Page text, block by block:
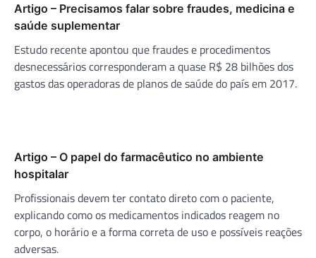
Artigo – Precisamos falar sobre fraudes, medicina e
saúde suplementar
Estudo recente apontou que fraudes e procedimentos
desnecessários corresponderam a quase R$ 28 bilhões dos
gastos das operadoras de planos de saúde do país em 2017.
Artigo – O papel do farmacêutico no ambiente
hospitalar
Profissionais devem ter contato direto com o paciente,
explicando como os medicamentos indicados reagem no
corpo, o horário e a forma correta de uso e possíveis reações
adversas.